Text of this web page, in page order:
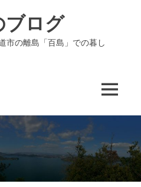
ブログ
市の離島「百島」での暮し
MENU